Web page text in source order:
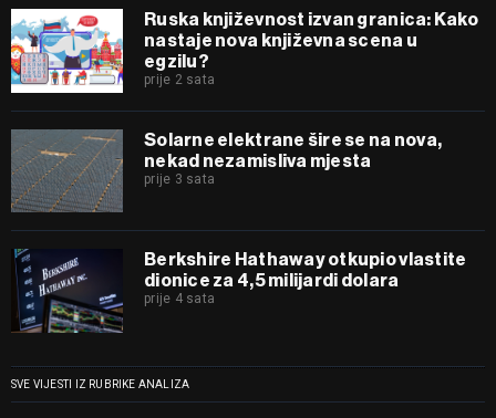
Ruska književnost izvan granica: Kako
nastaje nova književna scena u
egzilu?
prije 2 sata
Solarne elektrane šire se na nova,
nekad nezamisliva mjesta
prije 3 sata
Berkshire Hathaway otkupio vlastite
dionice za 4,5 milijardi dolara
prije 4 sata
SVE VIJESTI IZ RUBRIKE ANALIZA